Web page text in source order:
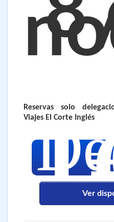
EGIPTO
VUELOS
Reservas solo
Viajes El Corte Inglés
Ver